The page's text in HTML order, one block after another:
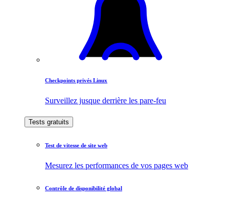
Checkpoints privés Linux
Surveillez jusque derrière les pare-feu
Tests gratuits
Test de vitesse de site web
Mesurez les performances de vos pages web
Contrôle de disponibilité global